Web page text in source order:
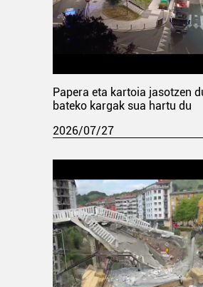
Papera eta kartoia jasotzen
bateko kargak sua hartu du
2026/07/27